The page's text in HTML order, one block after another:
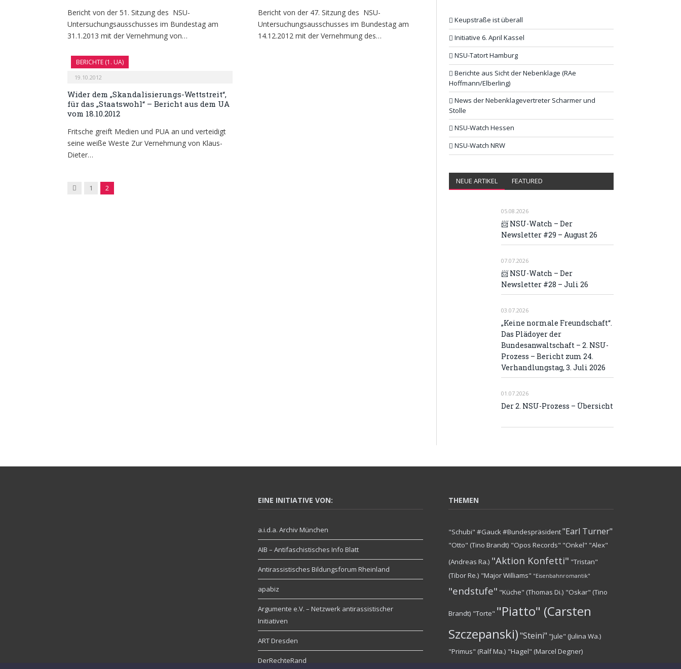
Bericht von der 51. Sitzung des NSU-
Untersuchungsausschusses im Bundestag am
31.1.2013 mit der Vernehmung von…
Bericht von der 47. Sitzung des NSU-
Untersuchungsausschusses im Bundestag am
14.12.2012 mit der Vernehmung des…
BERICHTE (1. UA)
19.10.2012
Wider dem „Skandalisierungs-Wettstreit“,
für das „Staatswohl“ – Bericht aus dem UA
vom 18.10.2012
Fritsche greift Medien und PUA an und verteidigt
seine weiße Weste Zur Vernehmung von Klaus-
Dieter…
Previous
1 2
Keupstraße ist überall
Initiative 6. April Kassel
NSU-Tatort Hamburg
Berichte aus Sicht der Nebenklage (RAe
Hoffmann/Elberling)
News der Nebenklagevertreter Scharmer und
Stolle
NSU-Watch Hessen
NSU-Watch NRW
NEUE ARTIKEL FEATURED
05.08.2026
📨 NSU-Watch – Der
Newsletter #29 – August 26
07.07.2026
📨 NSU-Watch – Der
Newsletter #28 – Juli 26
03.07.2026
„Keine normale Freundschaft“.
Das Plädoyer der
Bundesanwaltschaft – 2. NSU-
Prozess – Bericht zum 24.
Verhandlungstag, 3. Juli 2026
01.07.2026
Der 2. NSU-Prozess – Übersicht
EINE INITIATIVE VON:
a.i.d.a. Archiv München
AIB – Antifaschistisches Info Blatt
Antirassistisches Bildungsforum Rheinland
apabiz
Argumente e.V. – Netzwerk antirassistischer
Initiativen
ART Dresden
DerRechteRand
THEMEN
"Schubi" #Gauck #Bundespräsident"Earl Turner"
"Otto" (Tino Brandt) "Opos Records" "Onkel" "Alex"
(Andreas Ra.) "Aktion Konfetti" "Tristan"
(Tibor Re.) "Major Williams" "Eisenbahnromantik"
"endstufe" "Küche" (Thomas Di.) "Oskar" (Tino
Brandt) "Torte" "Piatto" (Carsten
Szczepanski)"Steini" "Jule" (Julina Wa.)
"Primus" (Ralf Ma.) "Hagel" (Marcel Degner)